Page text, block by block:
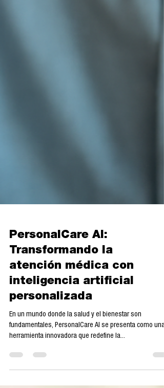
Transformando la
atención médica con
inteligencia artificial
personalizada
En un mundo donde la salud y el bienestar son